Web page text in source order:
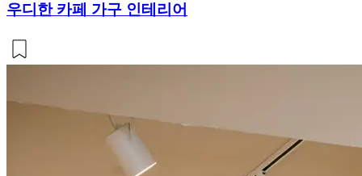
우디한 카페 가구 인테리어